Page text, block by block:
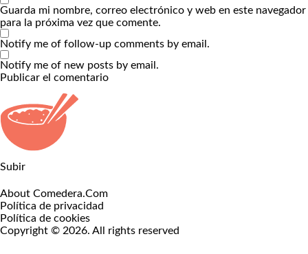
Guarda mi nombre, correo electrónico y web en este navegador
para la próxima vez que comente.
Notify me of follow-up comments by email.
Notify me of new posts by email.
Subir
About Comedera.Com
Política de privacidad
Política de cookies
Copyright © 2026. All rights reserved